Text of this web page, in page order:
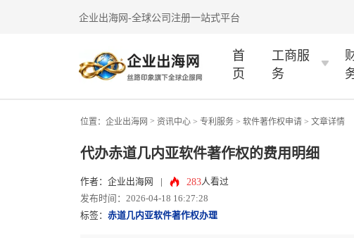
企业出海网-全球公司注册一站式平台
首
页
工商服
务
位置： 企业出海网 > 资讯中心 > 专利服务 > 软件著作权申请 > 文章详情
代办赤道几内亚软件著作权的费用明细
作者：企业出海网 283人看过
发布时间：2026-04-18 16:27:28
标签： 赤道几内亚软件著作权办理